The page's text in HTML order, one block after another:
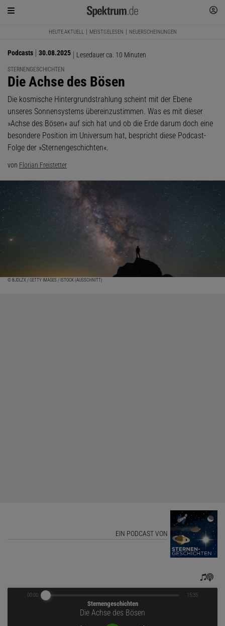
HEUTE AKTUELL MEISTGELESEN NEUERSCHEINUNGEN
Podcasts 30.08.2025 Lesedauer ca. 10 Minuten
STERNENGESCHICHTEN
:
Die Achse des Bösen
Die kosmische Hintergrundstrahlung scheint mit der Ebene
unseres Sonnensystems übereinzustimmen. Was es mit dieser
»Achse des Bösen« auf sich hat und ob die Erde darum doch eine
besondere Position im Universum hat, bespricht diese Podcast-
Folge der »Sternengeschichten«.
von Florian Freistetter
© BJDLZX / GETTY IMAGES / ISTOCK (AUSSCHNITT)
EIN PODCAST VON
Sternengeschichten
Die Achse des Bösen
00:00 15:35